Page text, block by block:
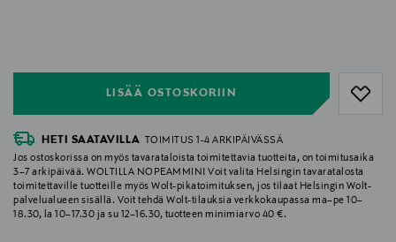
LISÄÄ OSTOSKORIIN
HETI SAATAVILLA
TOIMITUS 1-4 ARKIPÄIVÄSSÄ
Jos ostoskorissa on myös tavarataloista toimitettavia tuotteita, on toimitusaika
3–7 arkipäivää. WOLTILLA NOPEAMMIN! Voit valita Helsingin tavaratalosta
toimitettaville tuotteille myös Wolt-pikatoimituksen, jos tilaat Helsingin Wolt-
palvelualueen sisällä. Voit tehdä Wolt-tilauksia verkkokaupassa ma–pe 10–
18.30, la 10–17.30 ja su 12–16.30, tuotteen minimiarvo 40 €.